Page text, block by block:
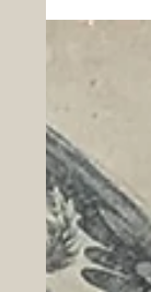
Patrimoine